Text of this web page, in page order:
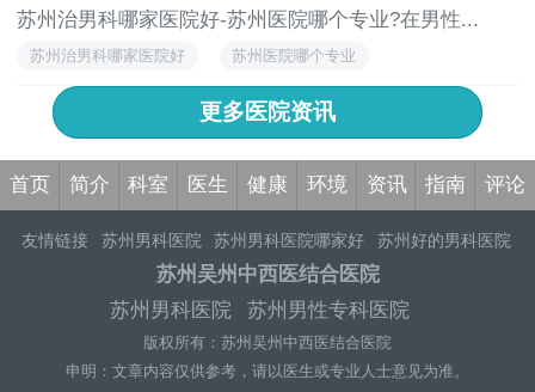
苏州治男科哪家医院好-苏州医院哪个专业?在男性...
苏州治男科哪家医院好 苏州医院哪个专业
更多医院资讯
首页 简介 科室 医生 健康 环境 资讯 指南 评论
友情链接 苏州男科医院 苏州男科医院哪家好
苏州好的男科医院
苏州男科医院排名
苏州男科医院有哪些 苏州正规男科医院
苏州好的男科医院 苏州男科医院排名
苏州正规男科医院
苏州男科医院哪家好
苏州治疗男科好的医院
苏州看男科专科医
院排名
苏州吴州中西医结合医院
苏州男科医院
苏州男性专科医院
版权所有：苏州吴州中西医结合医院
申明：文章内容仅供参考，请以医生或专业人士意见为准。